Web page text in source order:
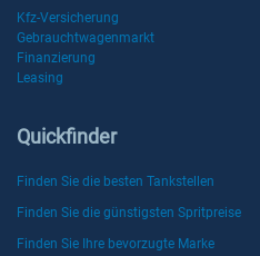
Kfz-Versicherung
Gebrauchtwagenmarkt
Finanzierung
Leasing
Quickfinder
Finden Sie die besten Tankstellen
Finden Sie die günstigsten Spritpreise
Finden Sie Ihre bevorzugte Marke